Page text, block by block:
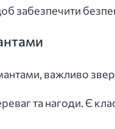
забезпечити
важливо
та нагоди. Є